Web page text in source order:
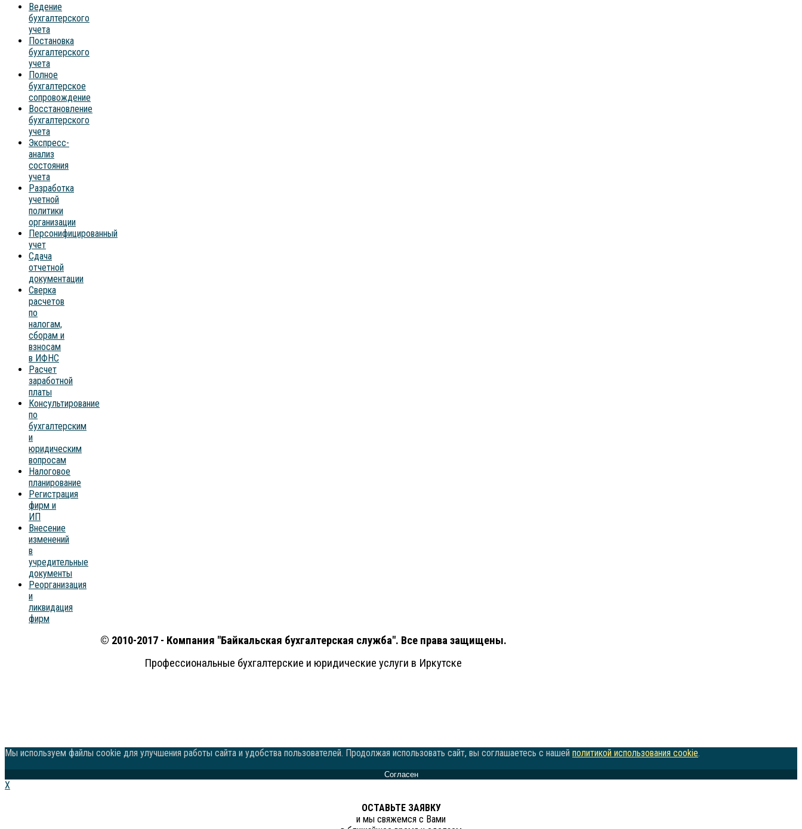
Ведение
бухгалтерского
учета
Постановка
бухгалтерского
учета
Полное
бухгалтерское
сопровождение
Восстановление
бухгалтерского
учета
Экспресс-
анализ
состояния
учета
Разработка
учетной
политики
организации
Персонифицированный
учет
Сдача
отчетной
документации
Сверка
расчетов
по
налогам,
сборам и
взносам
в ИФНС
Расчет
заработной
платы
Консультирование
по
бухгалтерским
и
юридическим
вопросам
Налоговое
планирование
Регистрация
фирм и
ИП
Внесение
изменений
в
учредительные
документы
Реорганизация
и
ликвидация
фирм
© 2010-2017 - Компания "Байкальская бухгалтерская служба". Все права защищены.
Профессиональные бухгалтерские и юридические услуги в Иркутске
Мы используем файлы cookie для улучшения работы сайта и удобства пользователей. Продолжая использовать сайт, вы соглашаетесь с нашей политикой использования cookie.
Согласен
X
ОСТАВЬТЕ ЗАЯВКУ
и мы свяжемся с Вами